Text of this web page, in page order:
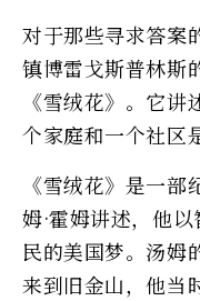
对于那些寻求答案
镇博雷戈斯普林斯
《雪绒花》。它
个家庭和一个社区
《雪绒花》是一
姆·霍姆讲述，他
民的美国梦。汤姆
来到旧金山，他当